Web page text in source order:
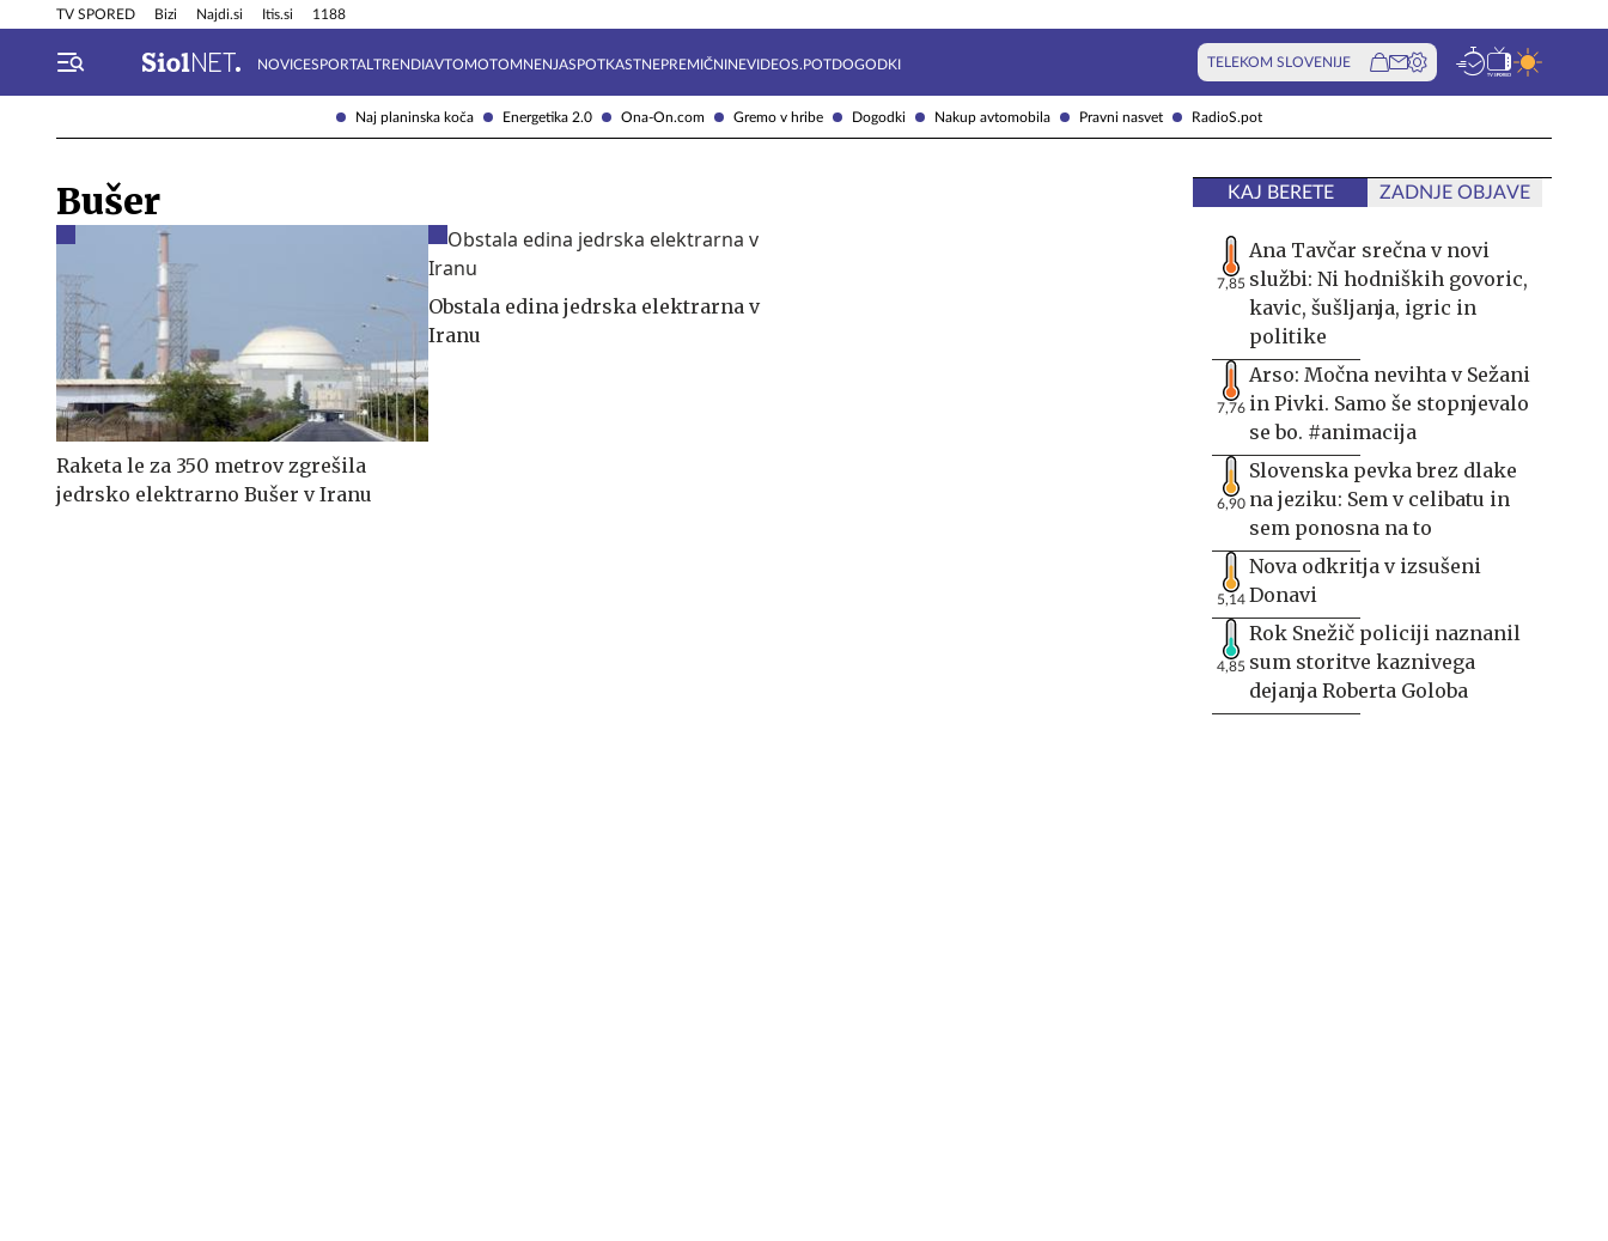
Naj planinska koča Energetika 2.0 Ona-On.com Gremo v hribe Dogodki Nakup avtomobila Pravni nasvet RadioS.pot
TV SPORED Bizi Najdi.si Itis.si 1188
NOVICESPORTAL TRENDIAVTOMOTOMNENJASPOTKASTNEPREMIČNINEVIDEOS.POTDOGODKI TELEKOM SLOVENIJE
Info in obvestila Tehnik
Bušer
Raketa le za 350 metrov zgrešila
jedrsko elektrarno Bušer v Iranu
Obstala edina jedrska elektrarna v
Iranu
KAJ BERETE ZADNJE OBJAVE
7,85
Ana Tavčar srečna v novi
službi: Ni hodniških govoric,
kavic, šušljanja, igric in
politike
7,76
Arso: Močna nevihta v Sežani
in Pivki. Samo še stopnjevalo
se bo. #animacija
6,90
Slovenska pevka brez dlake
na jeziku: Sem v celibatu in
sem ponosna na to
5,14
Nova odkritja v izsušeni
Donavi
4,85
Rok Snežič policiji naznanil
sum storitve kaznivega
dejanja Roberta Goloba